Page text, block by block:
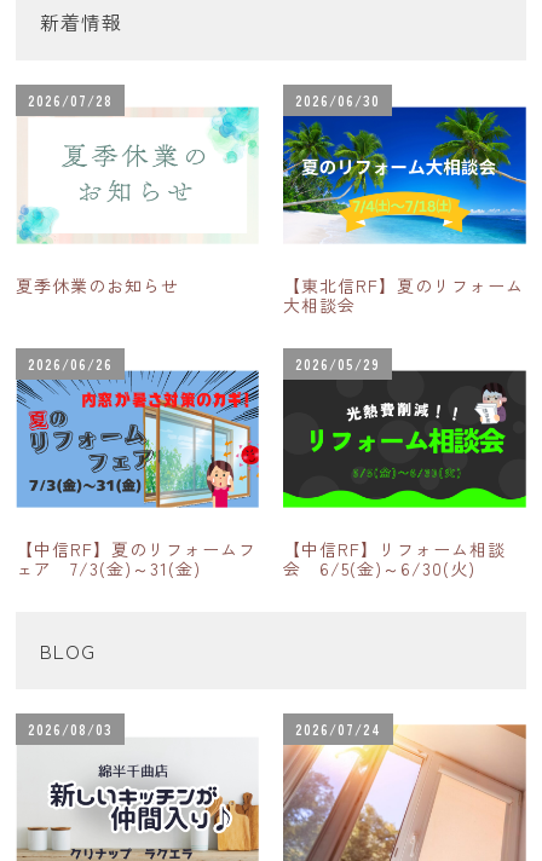
新着情報
2026/07/28
夏季休業のお知らせ
2026/06/30
【東北信RF】夏のリフォーム
大相談会
2026/06/26
【中信RF】夏のリフォームフ
ェア 7/3(金)～31(金)
2026/05/29
【中信RF】リフォーム相談
会 6/5(金)～6/30(火)
BLOG
2026/08/03 2026/07/24